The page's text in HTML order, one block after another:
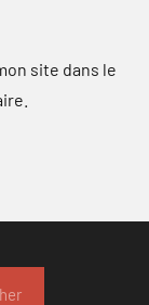
site dans le